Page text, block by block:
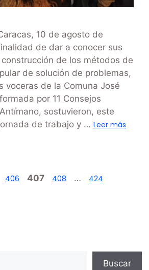
10 de agosto de
de dar a conocer sus
de los métodos de
de solución de problemas,
voceras de la Comuna José
por 11 Consejos
sostuvieron, este
de trabajo y … Leer más
406 407 408 …
424
Buscar